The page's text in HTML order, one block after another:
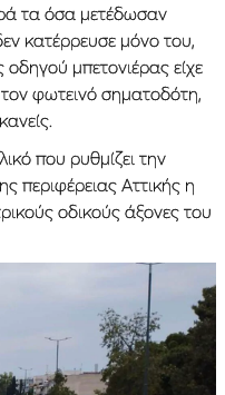
τα όσα μετέδωσαν
κατέρρευσε μόνο του,
μπετονιέρας είχε
φωτεινό σηματοδότη,
που ρυθμίζει την
περιφέρειας Αττικής η
οδικούς άξονες του